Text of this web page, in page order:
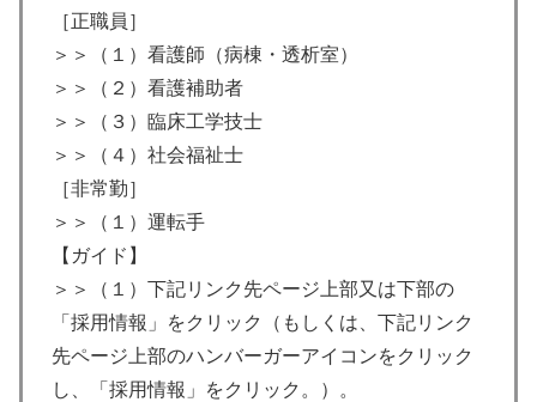
［正職員］
＞＞（１）看護師（病棟・透析室）
＞＞（２）看護補助者
＞＞（３）臨床工学技士
＞＞（４）社会福祉士
［非常勤］
＞＞（１）運転手
【ガイド】
＞＞（１）下記リンク先ページ上部又は下部の
「採用情報」をクリック（もしくは、下記リンク
先ページ上部のハンバーガーアイコンをクリック
し、「採用情報」をクリック。）。